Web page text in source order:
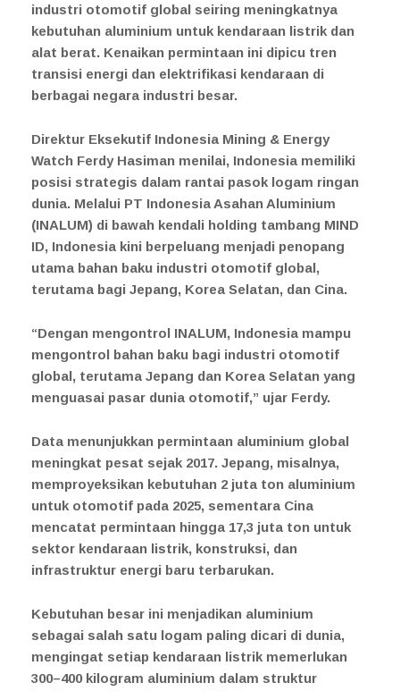
industri otomotif global seiring meningkatnya
kebutuhan aluminium untuk kendaraan listrik dan
alat berat. Kenaikan permintaan ini dipicu tren
transisi energi dan elektrifikasi kendaraan di
berbagai negara industri besar.
Direktur Eksekutif Indonesia Mining & Energy
Watch Ferdy Hasiman menilai, Indonesia memiliki
posisi strategis dalam rantai pasok logam ringan
dunia. Melalui PT Indonesia Asahan Aluminium
(INALUM) di bawah kendali holding tambang MIND
ID, Indonesia kini berpeluang menjadi penopang
utama bahan baku industri otomotif global,
terutama bagi Jepang, Korea Selatan, dan Cina.
“Dengan mengontrol INALUM, Indonesia mampu
mengontrol bahan baku bagi industri otomotif
global, terutama Jepang dan Korea Selatan yang
menguasai pasar dunia otomotif,” ujar Ferdy.
Data menunjukkan permintaan aluminium global
meningkat pesat sejak 2017. Jepang, misalnya,
memproyeksikan kebutuhan 2 juta ton aluminium
untuk otomotif pada 2025, sementara Cina
mencatat permintaan hingga 17,3 juta ton untuk
sektor kendaraan listrik, konstruksi, dan
infrastruktur energi baru terbarukan.
Kebutuhan besar ini menjadikan aluminium
sebagai salah satu logam paling dicari di dunia,
mengingat setiap kendaraan listrik memerlukan
300–400 kilogram aluminium dalam struktur